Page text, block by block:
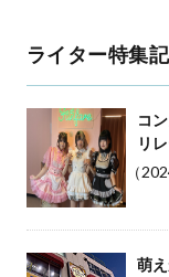
ライター特集
コ
リ
（
萌